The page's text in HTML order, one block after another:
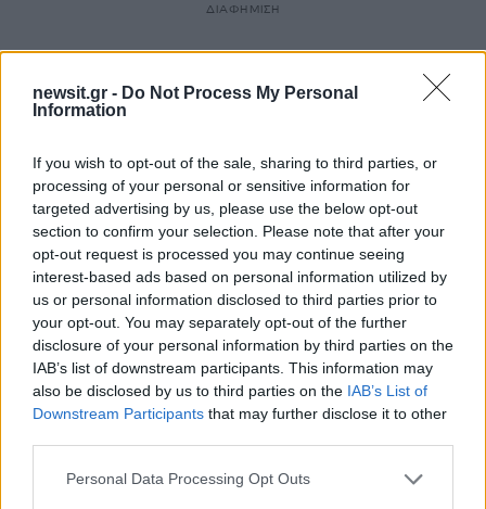
newsit.gr - Do Not Process My Personal
Information
If you wish to opt-out of the sale, sharing to third parties, or
processing of your personal or sensitive information for
targeted advertising by us, please use the below opt-out
section to confirm your selection. Please note that after your
opt-out request is processed you may continue seeing
interest-based ads based on personal information utilized by
us or personal information disclosed to third parties prior to
your opt-out. You may separately opt-out of the further
disclosure of your personal information by third parties on the
IAB’s list of downstream participants. This information may
also be disclosed by us to third parties on the IAB’s List of
Downstream Participants that may further disclose it to other
Please note that this website/app uses one or more Google
Personal Data Processing Opt Outs
ΔΙΑΦΗΜΙΣΗ
Αν τα χάσατε